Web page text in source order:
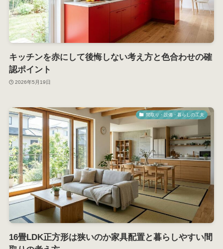
キッチンを赤にして後悔しない考え方と色合わせの確
認ポイント
2026年5月19日
間取り・設備・暮らしの工夫
16畳LDK正方形は狭いのか家具配置と暮らしやすい間